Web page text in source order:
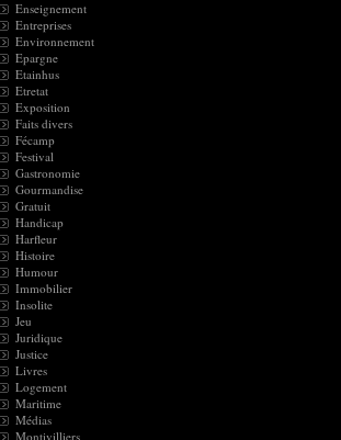
Enseignement
Entreprises
Environnement
Epargne
Etainhus
Etretat
Exposition
Faits divers
Fécamp
Festival
Gastronomie
Gourmandise
Gratuit
Handicap
Harfleur
Histoire
Humour
Immobilier
Insolite
Jeu
Juridique
Justice
Livres
Logement
Maritime
Médias
Montivilliers